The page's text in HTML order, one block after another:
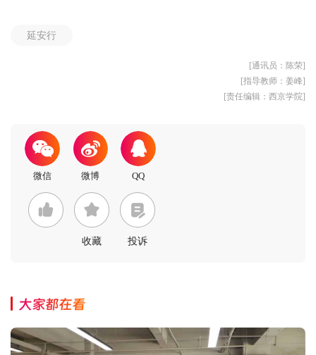
延安行
[通讯员：陈荣]
[指导教师：姜峰]
[责任编辑：西京学院]
收藏 投诉
大家都在看